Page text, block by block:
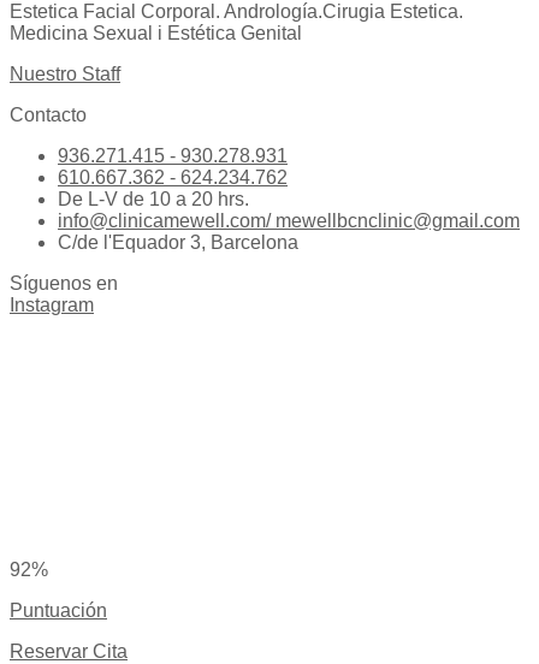
Estetica Facial Corporal. Andrología.Cirugia Estetica.
Medicina Sexual i Estética Genital
Nuestro Staff
Contacto
936.271.415 - 930.278.931
610.667.362 - 624.234.762
De L-V de 10 a 20 hrs.
info@clinicamewell.com/ mewellbcnclinic@gmail.com
C/de l'Equador 3, Barcelona
Síguenos en
Instagram
92%
Puntuación
Reservar Cita